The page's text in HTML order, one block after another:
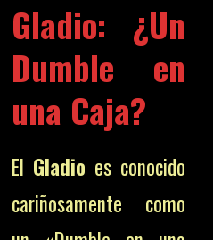
Gladio: ¿Un
Dumble en
una Caja?
El Gladio es conocido
cariñosamente como